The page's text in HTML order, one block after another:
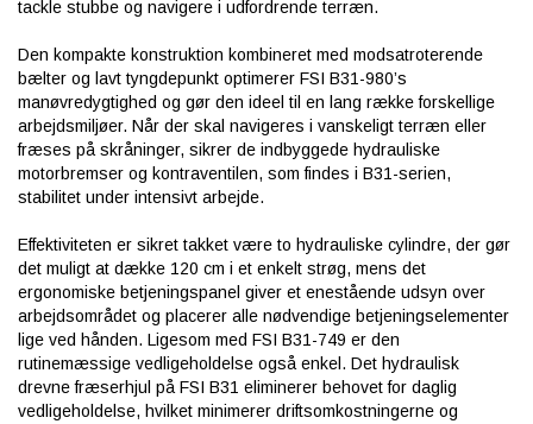
tackle stubbe og navigere i udfordrende terræn.
Den kompakte konstruktion kombineret med modsatroterende
bælter og lavt tyngdepunkt optimerer FSI B31-980’s
manøvredygtighed og gør den ideel til en lang række forskellige
arbejdsmiljøer. Når der skal navigeres i vanskeligt terræn eller
fræses på skråninger, sikrer de indbyggede hydrauliske
motorbremser og kontraventilen, som findes i B31-serien,
stabilitet under intensivt arbejde.
Effektiviteten er sikret takket være to hydrauliske cylindre, der gør
det muligt at dække 120 cm i et enkelt strøg, mens det
ergonomiske betjeningspanel giver et enestående udsyn over
arbejdsområdet og placerer alle nødvendige betjeningselementer
lige ved hånden. Ligesom med FSI B31-749 er den
rutinemæssige vedligeholdelse også enkel. Det hydraulisk
drevne fræserhjul på FSI B31 eliminerer behovet for daglig
vedligeholdelse, hvilket minimerer driftsomkostningerne og